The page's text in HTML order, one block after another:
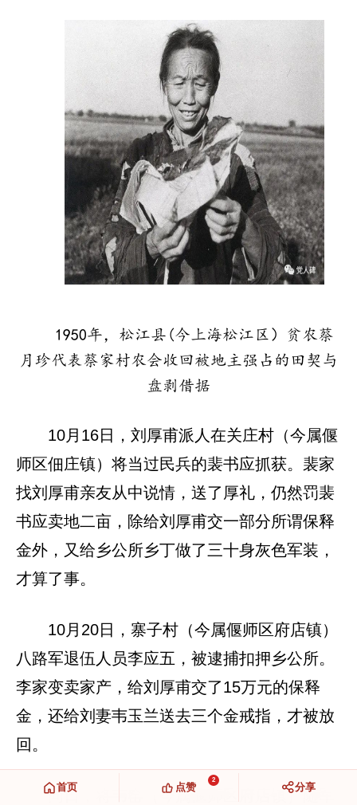
1950年，松江县(今上海松江区）贫农蔡
月珍代表蔡家村农会收回被地主强占的田契与
盘剥借据
10月16日，刘厚甫派人在关庄村（今属偃
师区佃庄镇）将当过民兵的裴书应抓获。裴家
找刘厚甫亲友从中说情，送了厚礼，仍然罚裴
书应卖地二亩，除给刘厚甫交一部分所谓保释
金外，又给乡公所乡丁做了三十身灰色军装，
才算了事。
10月20日，寨子村（今属偃师区府店镇）
八路军退伍人员李应五，被逮捕扣押乡公所。
李家变卖家产，给刘厚甫交了15万元的保释
金，还给刘妻韦玉兰送去三个金戒指，才被放
回。
同日，将韦窑（今属偃师区府店镇）随军
首页
2
点赞 分享